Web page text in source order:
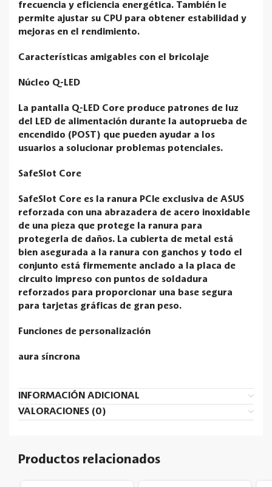
frecuencia y eficiencia energética. También le
permite ajustar su CPU para obtener estabilidad y
mejoras en el rendimiento.
Características amigables con el bricolaje
Núcleo Q-LED
La pantalla Q-LED Core produce patrones de luz
del LED de alimentación durante la autoprueba de
encendido (POST) que pueden ayudar a los
usuarios a solucionar problemas potenciales.
SafeSlot Core
SafeSlot Core es la ranura PCIe exclusiva de ASUS
reforzada con una abrazadera de acero inoxidable
de una pieza que protege la ranura para
protegerla de daños. La cubierta de metal está
bien asegurada a la ranura con ganchos y todo el
conjunto está firmemente anclado a la placa de
circuito impreso con puntos de soldadura
reforzados para proporcionar una base segura
para tarjetas gráficas de gran peso.
Funciones de personalización
aura síncrona
INFORMACIÓN ADICIONAL
VALORACIONES (0)
Productos relacionados